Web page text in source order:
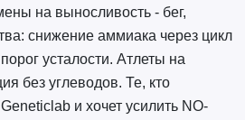
на выносливость - бег,
снижение аммиака через цикл
усталости. Атлеты на
без углеводов. Те, кто
и хочет усилить NO-